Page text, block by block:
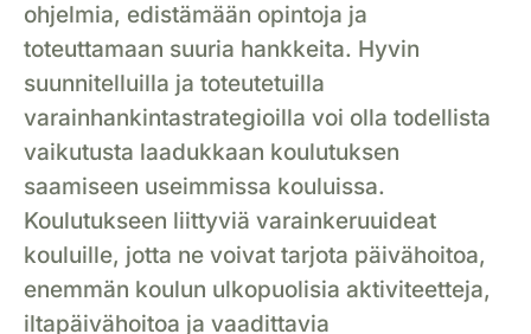
ohjelmia, edistämään opintoja ja
toteuttamaan suuria hankkeita. Hyvin
suunnitelluilla ja toteutetuilla
varainhankintastrategioilla voi olla todellista
vaikutusta laadukkaan koulutuksen
saamiseen useimmissa kouluissa.
Koulutukseen liittyviä varainkeruuideat
kouluille, jotta ne voivat tarjota päivähoitoa,
enemmän koulun ulkopuolisia aktiviteetteja,
iltapäivähoitoa ja vaadittavia